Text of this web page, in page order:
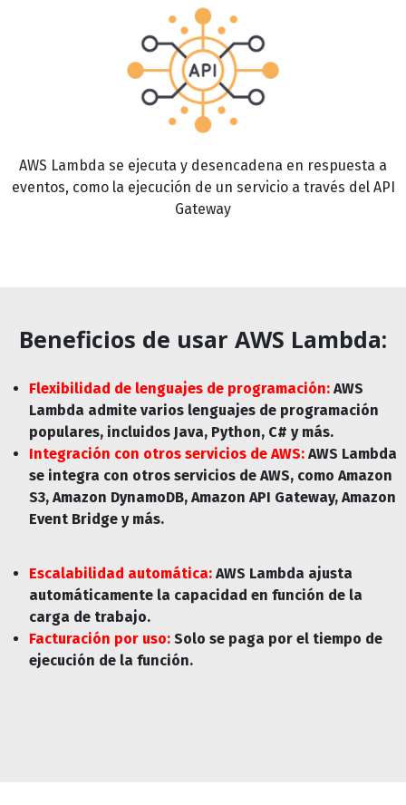
AWS Lambda se ejecuta y desencadena en respuesta a
eventos, como la ejecución de un servicio a través del API
Gateway
Beneficios de usar AWS Lambda:
Flexibilidad de lenguajes de programación: AWS
Lambda admite varios lenguajes de programación
populares, incluidos Java, Python, C# y más.
Integración con otros servicios de AWS: AWS Lambda
se integra con otros servicios de AWS, como Amazon
S3, Amazon DynamoDB, Amazon API Gateway, Amazon
Event Bridge y más.
Escalabilidad automática: AWS Lambda ajusta
automáticamente la capacidad en función de la
carga de trabajo.
Facturación por uso: Solo se paga por el tiempo de
ejecución de la función.